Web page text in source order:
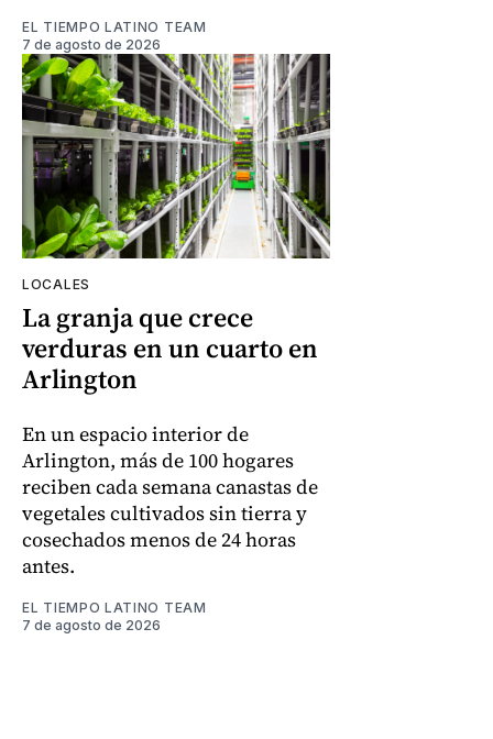
EL TIEMPO LATINO TEAM
7 de agosto de 2026
LOCALES
La granja que crece
verduras en un cuarto en
Arlington
En un espacio interior de
Arlington, más de 100 hogares
reciben cada semana canastas de
vegetales cultivados sin tierra y
cosechados menos de 24 horas
antes.
EL TIEMPO LATINO TEAM
7 de agosto de 2026